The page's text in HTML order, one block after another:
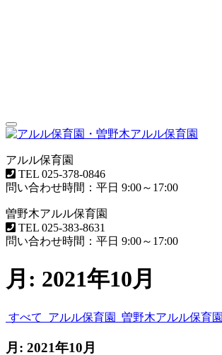
Toggle
navigation
アルル保育園
TEL 025-378-0846
問い合わせ時間：平日 9:00～17:00
曽野木アルル保育園
TEL 025-383-8631
問い合わせ時間：平日 9:00～17:00
月: 2021年10月
すべて アルル保育園 曽野木アルル保育園
月: 2021年10月